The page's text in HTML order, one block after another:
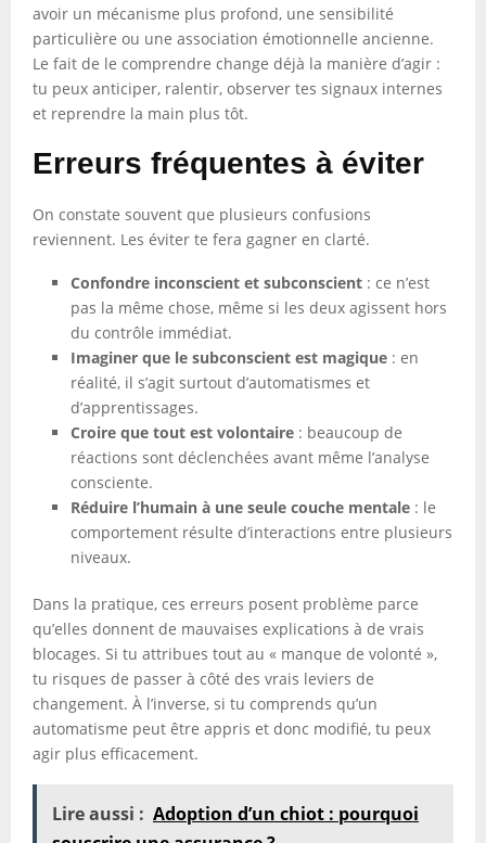
avoir un mécanisme plus profond, une sensibilité
particulière ou une association émotionnelle ancienne.
Le fait de le comprendre change déjà la manière d’agir :
tu peux anticiper, ralentir, observer tes signaux internes
et reprendre la main plus tôt.
Erreurs fréquentes à éviter
On constate souvent que plusieurs confusions
reviennent. Les éviter te fera gagner en clarté.
Confondre inconscient et subconscient : ce n’est
pas la même chose, même si les deux agissent hors
du contrôle immédiat.
Imaginer que le subconscient est magique : en
réalité, il s’agit surtout d’automatismes et
d’apprentissages.
Croire que tout est volontaire : beaucoup de
réactions sont déclenchées avant même l’analyse
consciente.
Réduire l’humain à une seule couche mentale : le
comportement résulte d’interactions entre plusieurs
niveaux.
Dans la pratique, ces erreurs posent problème parce
qu’elles donnent de mauvaises explications à de vrais
blocages. Si tu attribues tout au « manque de volonté »,
tu risques de passer à côté des vrais leviers de
changement. À l’inverse, si tu comprends qu’un
automatisme peut être appris et donc modifié, tu peux
agir plus efficacement.
Lire aussi : Adoption d’un chiot : pourquoi